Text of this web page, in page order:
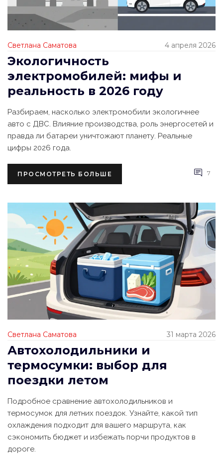
Светлана Саматова 4 апреля 2026
Экологичность
электромобилей: мифы и
реальность в 2026 году
Разбираем, насколько электромобили экологичнее
авто с ДВС. Влияние производства, роль энергосетей и
правда ли батареи уничтожают планету. Реальные
цифры 2026 года.
ПРОСМОТРЕТЬ БОЛЬШЕ 7
Светлана Саматова 31 марта 2026
Автохолодильники и
термосумки: выбор для
поездки летом
Подробное сравнение автохолодильников и
термосумок для летних поездок. Узнайте, какой тип
охлаждения подходит для вашего маршрута, как
сэкономить бюджет и избежать порчи продуктов в
дороге.